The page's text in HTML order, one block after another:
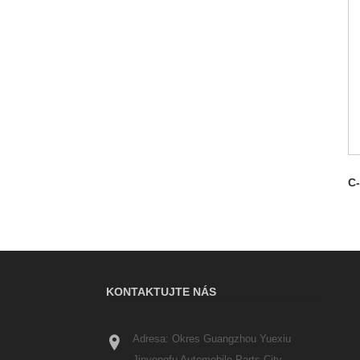
KONTAKTUJTE NÁS
Adresa: Okres Guangzhou Yuexiu